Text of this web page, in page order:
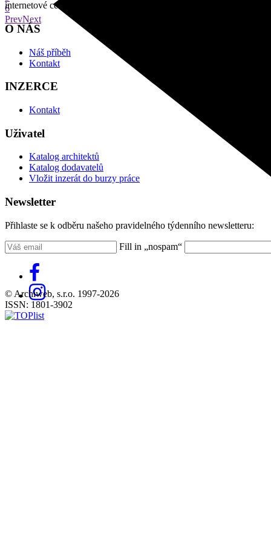
6
PrevNext
internetové centrum architektury
O NÁS
Náš příběh
Kontakt
INZERCE
Kontakt
Uživatel
Katalog architektů
Katalog dodavatelů
Vložit inzerát do burzy práce
Newsletter
Přihlaste se k odběru našeho pravidelného týdenního newsletteru:
Fill in „nospam“
© Archiweb, s.r.o. 1997-2026
ISSN: 1801-3902